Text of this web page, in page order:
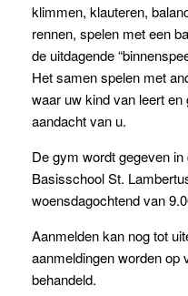
klimmen, klauteren,
rennen, spelen met een
de uitdagende
Het samen spelen met
waar uw kind van leert
aandacht van u.
De gym wordt gegeven
Basisschool St.
woensdagochtend van
Aanmelden kan nog tot
aanmeldingen worden op
behandeld.